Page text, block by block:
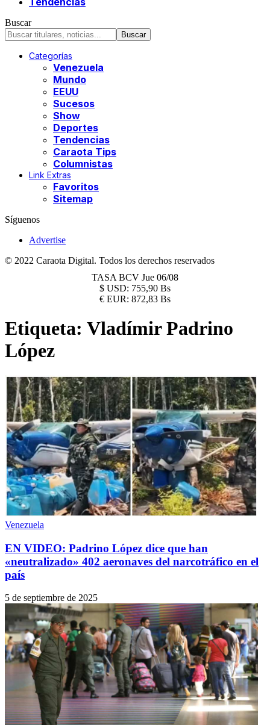
Buscar
Categorías
Venezuela
Mundo
EEUU
Sucesos
Show
Deportes
Tendencias
Caraota Tips
Columnistas
Link Extras
Favoritos
Sitemap
Síguenos
Advertise
© 2022 Caraota Digital. Todos los derechos reservados
TASA BCV Jue 06/08
$ USD: 755,90 Bs
€ EUR: 872,83 Bs
Etiqueta: Vladímir Padrino
López
Venezuela
EN VIDEO: Padrino López dice que han
«neutralizado» 402 aeronaves del narcotráfico en el
país
5 de septiembre de 2025